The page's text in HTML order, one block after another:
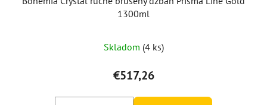
1300ml
Skladom (4 ks)
€517,26